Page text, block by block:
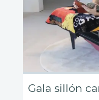
Gala sillón